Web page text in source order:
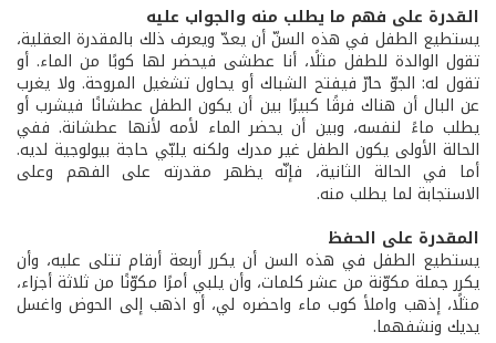
القدرة على فهم ما يطلب منه والجواب عليه
يستطيع الطفل في هذه السنّ أن يعدّ ويعرف ذلك بالمقدرة العقلية،
تقول الوالدة للطفل مثلًا، أنا عطشى فيحضر لها كوبًا من الماء. أو
تقول له: الجوّ حارّ فيفتح الشباك أو يحاول تشغيل المروحة. ولا يغرب
عن البال أن هناك فرقًا كبيرًا بين أن يكون الطفل عطشانًا فيشرب أو
يطلب ماءً لنفسه، وبين أن يحضر الماء لأمه لأنها عطشانة. ففي
الحالة الأولى يكون الطفل غير مدرك ولكنه يلبّي حاجة بيولوجية لديه.
أما في الحالة الثانية، فإنّه يظهر مقدرته على الفهم وعلى
الاستجابة لما يطلب منه.
المقدرة على الحفظ
يستطيع الطفل في هذه السن أن يكرر أربعة أرقام تتلى عليه، وأن
يكرر جملة مكوّنة من عشر كلمات، وأن يلبي أمرًا مكوّنًا من ثلاثة أجزاء،
مثلًا، إذهب واملأ كوب ماء واحضره لي، أو اذهب إلى الحوض واغسل
يديك ونشفهما.